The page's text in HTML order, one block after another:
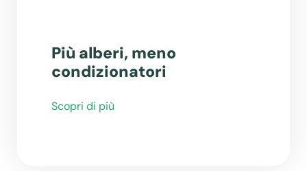
Più alberi, meno
condizionatori
Scopri di più